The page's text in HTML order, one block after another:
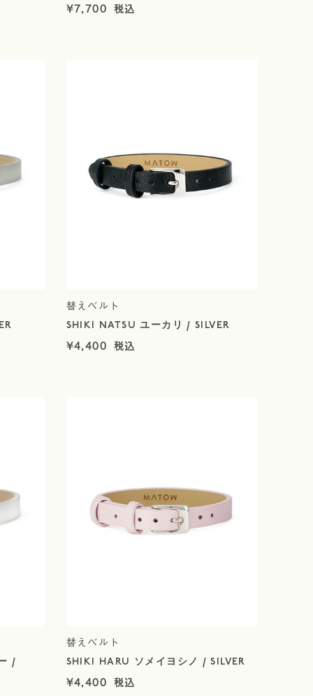
¥7,700
替えベルト
SHIKI NATSU ユーカリ / SILVER
¥4,400
/
替えベルト
SHIKI HARU ソメイヨシノ / SILVER
¥4,400